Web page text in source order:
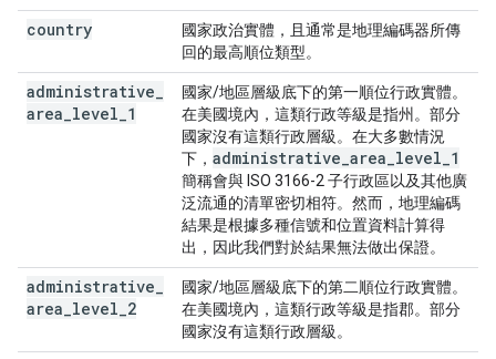
country
國家政治實體，且通常是地理編碼器所傳
回的最高順位類型。
administrative
area level 1
國家/地區層級底下的第一順位行政實體。
在美國境內，這類行政等級是指州。部分
國家沒有這類行政層級。在大多數情況
下， administrative area level 1
簡稱會與 ISO 3166-2 子行政區以及其他廣
泛流通的清單密切相符。然而，地理編碼
結果是根據多種信號和位置資料計算得
出，因此我們對於結果無法做出保證。
administrative
area level 2
國家/地區層級底下的第二順位行政實體。
在美國境內，這類行政等級是指郡。部分
國家沒有這類行政層級。